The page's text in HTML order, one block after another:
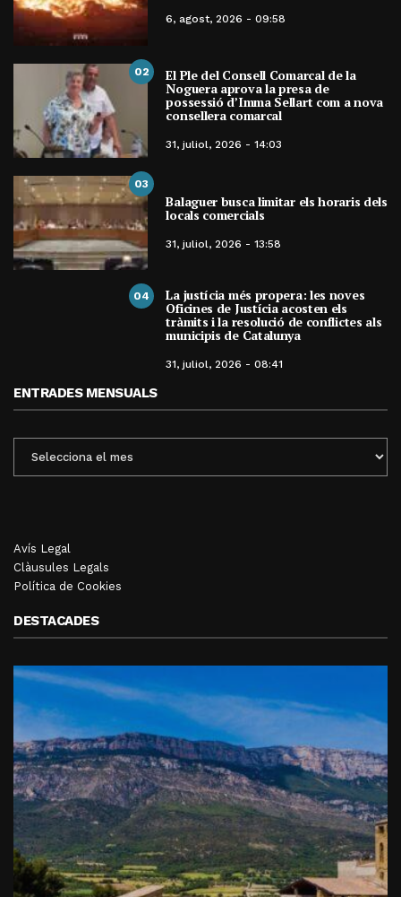
6, agost, 2026 - 09:58
02 El Ple del Consell Comarcal de la
Noguera aprova la presa de
possessió d’Imma Sellart com a nova
consellera comarcal
31, juliol, 2026 - 14:03
03
Balaguer busca limitar els horaris dels
locals comercials
31, juliol, 2026 - 13:58
04 La justícia més propera: les noves
Oficines de Justícia acosten els
tràmits i la resolució de conflictes als
municipis de Catalunya
31, juliol, 2026 - 08:41
ENTRADES MENSUALS
MENSUALS
Avís Legal
Clàusules Legals
Política de Cookies
DESTACADES